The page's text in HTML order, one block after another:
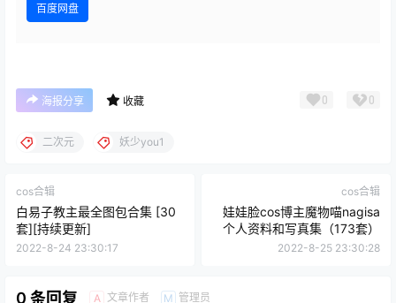
百度网盘
海报分享 收藏 0 0
二次元 妖少you1
cos合辑
白易子教主最全图包合集 [30
套][持续更新]
2022-8-24 23:30:17
cos合辑
娃娃脸cos博主魔物喵nagisa
个人资料和写真集（173套）
2022-8-25 23:30:28
0 条回复 A 文章作者 M 管理员